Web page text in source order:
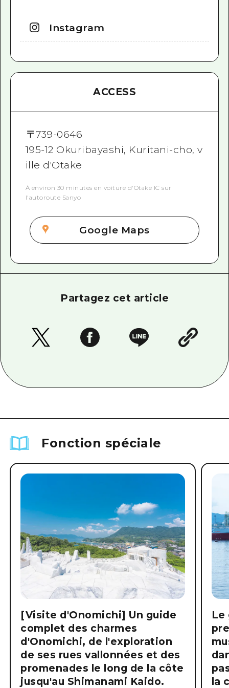
Instagram
ACCESS
〒739-0646
195-12 Okuribayashi, Kuritani-cho, v
ille d'Otake
À environ 30 minutes en voiture d'Otake IC sur
l'autoroute Sanyo
Google Maps
Partagez cet article
Fonction spéciale
[Visite d'Onomichi] Un guide
complet des charmes
d'Onomichi, de l'exploration
de ses rues vallonnées et des
promenades le long de la côte
jusqu'au Shimanami Kaido.
Le
la